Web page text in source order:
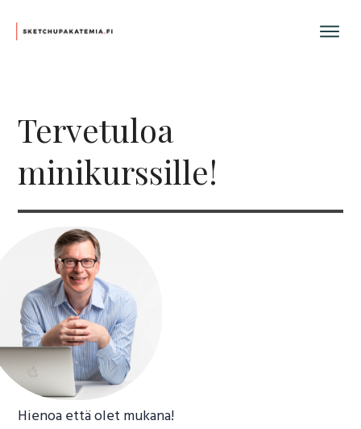
Tervetuloa
minikurssille!
Hienoa että olet mukana!